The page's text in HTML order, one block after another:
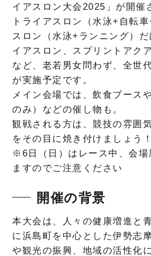
イアスロン大会2025」が開催
トライアスロン（水泳+自転
スロン（水泳+ランニング）
イアスロン、スプリントアク
など、老若男女問わず、全世
が実施予定です。
メイン会場では、飲食ブース
のみ）などの催し物も。
観戦される方は、競技の雰囲
をその目に焼き付けましょう！
※6日（日）はレース中、会場
ますのでご注意ください
開催の背景
本大会は、人々の健康増進と
に浜島町を中心とした伊勢志
や観光の振興、地域の活性化